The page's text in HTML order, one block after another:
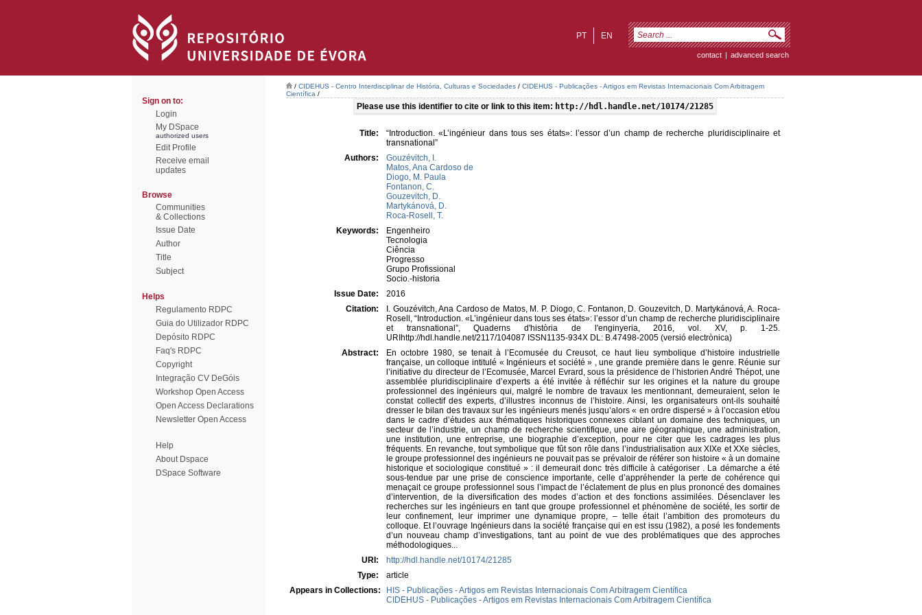
EN
PT
contact | advanced search
Sign on to:
Login
My DSpace
authorized users
Edit Profile
Receive email
updates
Browse
Communities
& Collections
Issue Date
Author
Title
Subject
Helps
Regulamento RDPC
Guia do Utilizador RDPC
Depósito RDPC
Faq's RDPC
Copyright
Integração CV DeGóis
Workshop Open Access
Open Access Declarations
Newsletter Open Access
Help
About Dspace
DSpace Software
/ CIDEHUS - Centro Interdisciplinar de História, Culturas e Sociedades / CIDEHUS - Publicações - Artigos em Revistas Internacionais Com Arbitragem
Científica /
Please use this identifier to cite or link to this item: http://hdl.handle.net/10174/21285
Title:
“Introduction. «L’ingénieur dans tous ses états»: l’essor d’un champ de recherche pluridisciplinaire et
transnational”
Authors:
Gouzévitch, I.
Matos, Ana Cardoso de
Diogo, M. Paula
Fontanon, C.
Gouzevitch, D.
Martykánová, D.
Roca-Rosell, T.
Keywords:
Engenheiro
Tecnologia
Ciência
Progresso
Grupo Profissional
Socio.-historia
Issue Date:
2016
Citation:
I. Gouzévitch, Ana Cardoso de Matos, M. P. Diogo, C. Fontanon, D. Gouzevitch, D. Martykánová, A. Roca-
Rosell, “Introduction. «L’ingénieur dans tous ses états»: l’essor d’un champ de recherche pluridisciplinaire
et transnational”, Quaderns d'història de l'enginyeria, 2016, vol. XV, p. 1-25.
URIhttp://hdl.handle.net/2117/104087 ISSN1135-934X DL: B.47498-2005 (versió electrònica)
Abstract:
En octobre 1980, se tenait à l’Ecomusée du Creusot, ce haut lieu symbolique d’histoire industrielle
française, un colloque intitulé « Ingénieurs et société » , une grande première dans le genre. Réunie sur
l’initiative du directeur de l’Ecomusée, Marcel Evrard, sous la présidence de l’historien André Thépot, une
assemblée pluridisciplinaire d’experts a été invitée à réfléchir sur les origines et la nature du groupe
professionnel des ingénieurs qui, malgré le nombre de travaux les mentionnant, demeuraient, selon le
constat collectif des experts, d’illustres inconnus de l’histoire. Ainsi, les organisateurs ont-ils souhaité
dresser le bilan des travaux sur les ingénieurs menés jusqu’alors « en ordre dispersé » à l’occasion et/ou
dans le cadre d’études aux thématiques historiques connexes ciblant un domaine des techniques, un
secteur de l’industrie, un champ de recherche scientifique, une aire géographique, une administration,
une institution, une entreprise, une biographie d’exception, pour ne citer que les cadrages les plus
fréquents. En revanche, tout symbolique que fût son rôle dans l’industrialisation aux XIXe et XXe siècles,
le groupe professionnel des ingénieurs ne pouvait pas se prévaloir de référer son histoire « à un domaine
historique et sociologique constitué » : il demeurait donc très difficile à catégoriser . La démarche a été
sous-tendue par une prise de conscience importante, celle d’appréhender la perte de cohérence qui
menaçait ce groupe professionnel sous l’impact de l’éclatement de plus en plus prononcé des domaines
d’intervention, de la diversification des modes d’action et des fonctions assimilées. Désenclaver les
recherches sur les ingénieurs en tant que groupe professionnel et phénomène de société, les sortir de
leur confinement, leur imprimer une dynamique propre, – telle était l’ambition des promoteurs du
colloque. Et l’ouvrage Ingénieurs dans la société française qui en est issu (1982), a posé les fondements
d’un nouveau champ d’investigations, tant au point de vue des problématiques que des approches
méthodologiques...
URI:
http://hdl.handle.net/10174/21285
Type:
article
Appears in Collections:
HIS - Publicações - Artigos em Revistas Internacionais Com Arbitragem Científica
CIDEHUS - Publicações - Artigos em Revistas Internacionais Com Arbitragem Científica